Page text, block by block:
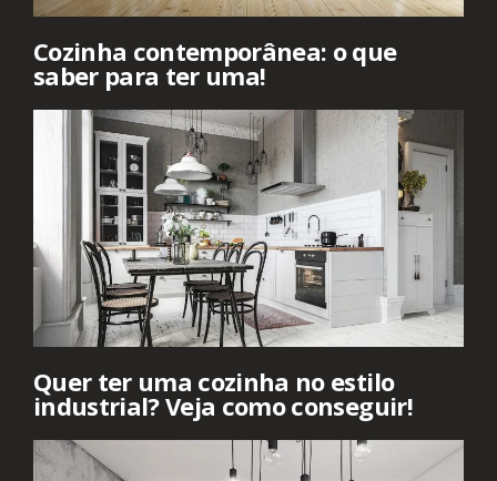
Cozinha contemporânea: o que
saber para ter uma!
Quer ter uma cozinha no estilo
industrial? Veja como conseguir!